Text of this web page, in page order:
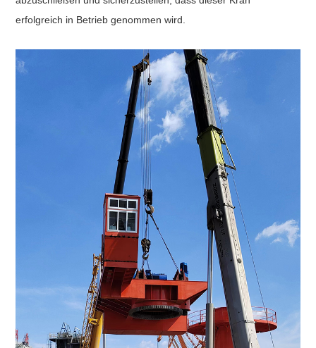
erfolgreich in Betrieb genommen wird.